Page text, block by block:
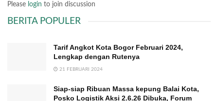
Please login to join discussion
BERITA POPULER
Tarif Angkot Kota Bogor Februari 2024,
Lengkap dengan Rutenya
21 FEBRUARI 2024
Siap-siap Ribuan Massa kepung Balai Kota,
Posko Logistik Aksi 2.6.26 Dibuka, Forum